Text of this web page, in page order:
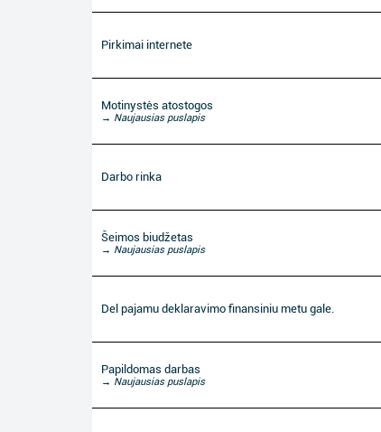
Pirkimai internete
Motinystės atostogos
→ Naujausias puslapis
Darbo rinka
Šeimos biudžetas
→ Naujausias puslapis
Del pajamu deklaravimo finansiniu metu gale.
Papildomas darbas
→ Naujausias puslapis